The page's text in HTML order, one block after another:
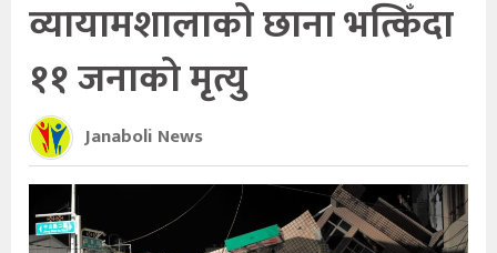
व्यायामशालाको छाना भत्किँदा
११ जनाको मृत्यु
Janaboli News